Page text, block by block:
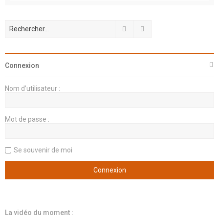
Rechercher
Connexion
Nom d’utilisateur :
Mot de passe :
Se souvenir de moi
La vidéo du moment :